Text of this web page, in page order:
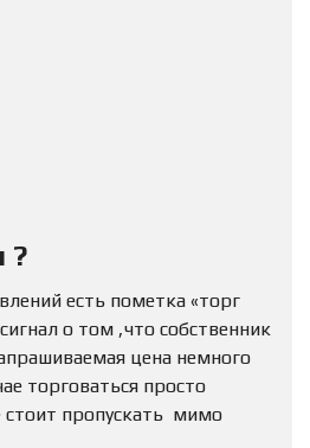
?
есть пометка «торг
о том ,что собственник
цена немного
торговаться просто
пропускать мимо